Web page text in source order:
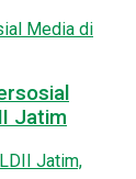
Jatim